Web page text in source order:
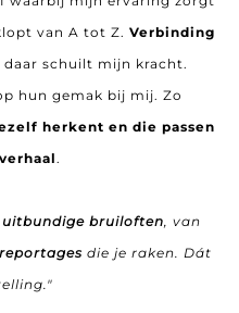
van A tot Z. Verbinding
daar schuilt mijn kracht.
hun gemak bij mij. Zo
herkent en die passen
.
uitbundige bruiloften, van
die je raken. Dát